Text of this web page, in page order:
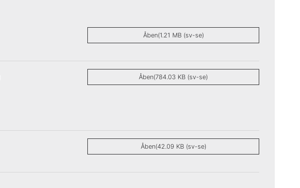
Åben(1.21 MB (sv-se)
Åben(784.03 KB (sv-se)
Åben(42.09 KB (sv-se)